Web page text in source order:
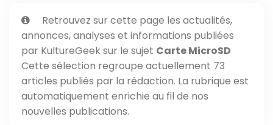
Retrouvez sur cette page les actualités,
annonces, analyses et informations publiées
par KultureGeek sur le sujet Carte MicroSD
Cette sélection regroupe actuellement 73
articles publiés par la rédaction. La rubrique est
automatiquement enrichie au fil de nos
nouvelles publications.